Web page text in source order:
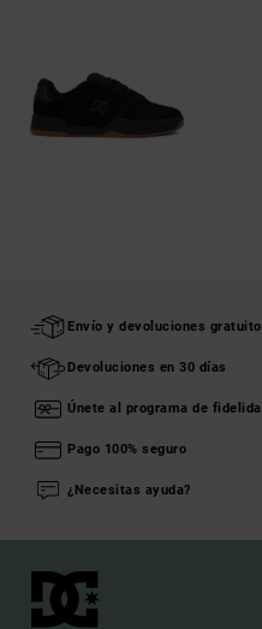
Envío y devoluciones
Devoluciones en 30 días
Únete al programa de
Pago 100% seguro
¿Necesitas ayuda?